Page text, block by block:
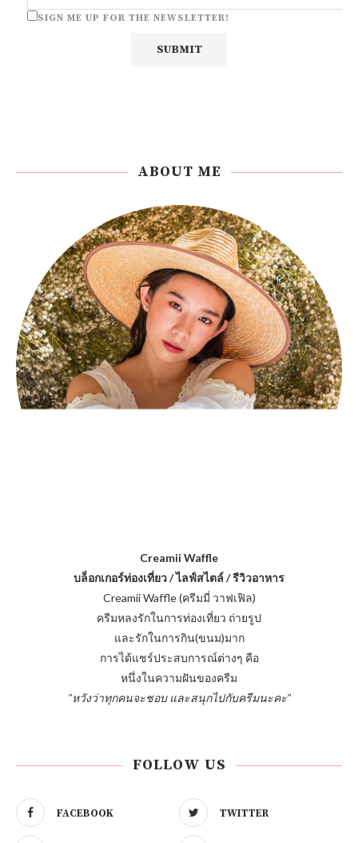
SIGN ME UP FOR THE NEWSLETTER!
ABOUT ME
Creamii Waffle
บล็อกเกอร์ท่องเที่ยว / ไลฟ์สไตล์ / รีวิวอาหาร
Creamii Waffle (ครีมมี่ วาฟเฟิล)
ครีมหลงรักในการท่องเที่ยว ถ่ายรูป
และรักในการกิน(ขนม)มาก
การได้แชร์ประสบการณ์ต่างๆ คือ
หนึ่งในความฝันของครีม
"หวังว่าทุกคนจะชอบ และสนุกไปกับครีมนะคะ"
FOLLOW US
FACEBOOK TWITTER